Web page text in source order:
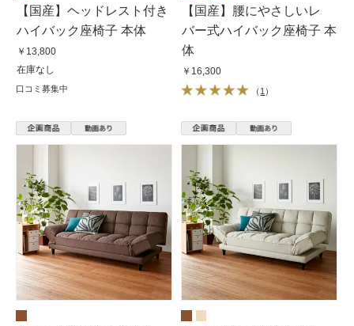
【国産】ヘッドレスト付き
ハイバック座椅子 本体
￥13,800
在庫なし
口コミ募集中
【国産】腰にやさしいレ
バー式ハイバック座椅子 本
体
￥16,300
（ 1 ）